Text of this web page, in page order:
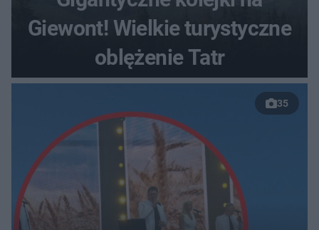
Giewont! Wielkie turystyczne
oblężenie Tatr
35